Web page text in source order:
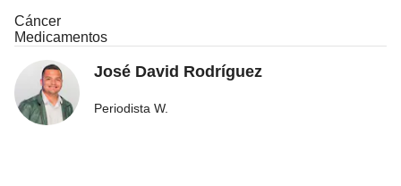
Cáncer
Medicamentos
José David Rodríguez
Periodista W.